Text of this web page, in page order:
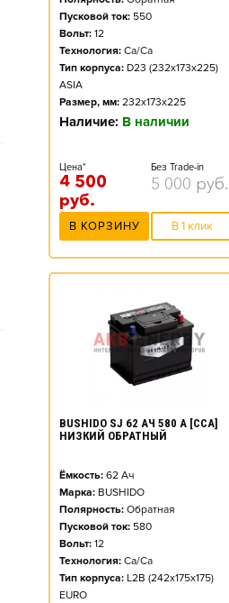
Пусковой ток: 550
Вольт: 12
Технология: Ca/Ca
Тип корпуса: D23 (232x173x225)
ASIA
Размер, мм: 232x173x225
Наличие: В наличии
Цена*
4 500
руб.
Без Trade-in
5 000 руб.
В КОРЗИНУ В 1 клик
BUSHIDO SJ 62 АЧ 580 А [CCA]
НИЗКИЙ ОБРАТНЫЙ
Ёмкость: 62 Ач
Марка: BUSHIDO
Полярность: Обратная
Пусковой ток: 580
Вольт: 12
Технология: Ca/Ca
Тип корпуса: L2B (242x175x175)
EURO